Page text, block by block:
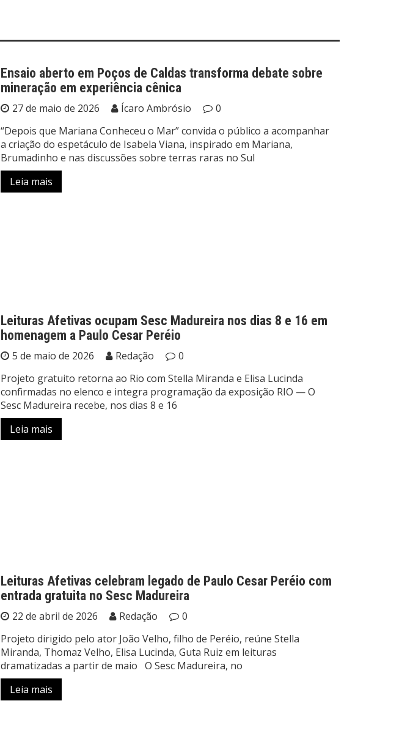
Ensaio aberto em Poços de Caldas transforma debate sobre
mineração em experiência cênica
27 de maio de 2026 Ícaro Ambrósio
0
“Depois que Mariana Conheceu o Mar” convida o público a acompanhar
a criação do espetáculo de Isabela Viana, inspirado em Mariana,
Brumadinho e nas discussões sobre terras raras no Sul
Leia mais
Leituras Afetivas ocupam Sesc Madureira nos dias 8 e 16 em
homenagem a Paulo Cesar Peréio
5 de maio de 2026 Redação
0
Projeto gratuito retorna ao Rio com Stella Miranda e Elisa Lucinda
confirmadas no elenco e integra programação da exposição RIO — O
Sesc Madureira recebe, nos dias 8 e 16
Leia mais
Leituras Afetivas celebram legado de Paulo Cesar Peréio com
entrada gratuita no Sesc Madureira
22 de abril de 2026 Redação
0
Projeto dirigido pelo ator João Velho, filho de Peréio, reúne Stella
Miranda, Thomaz Velho, Elisa Lucinda, Guta Ruiz em leituras
dramatizadas a partir de maio O Sesc Madureira, no
Leia mais